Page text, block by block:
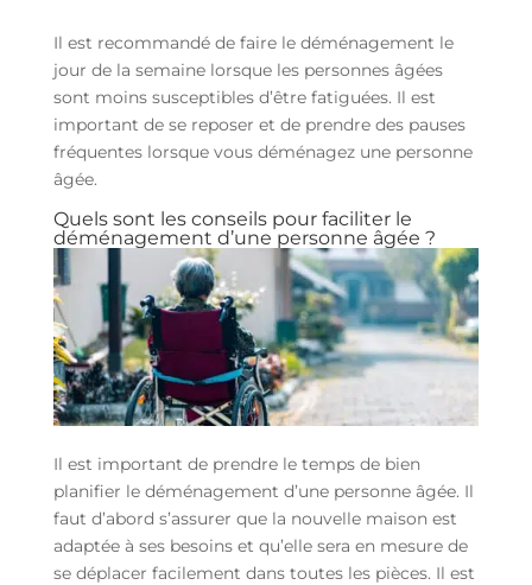
Il est recommandé de faire le déménagement le
jour de la semaine lorsque les personnes âgées
sont moins susceptibles d’être fatiguées. Il est
important de se reposer et de prendre des pauses
fréquentes lorsque vous déménagez une personne
âgée.
Quels sont les conseils pour faciliter le
déménagement d’une personne âgée ?
Il est important de prendre le temps de bien
planifier le déménagement d’une personne âgée. Il
faut d’abord s’assurer que la nouvelle maison est
adaptée à ses besoins et qu’elle sera en mesure de
se déplacer facilement dans toutes les pièces. Il est